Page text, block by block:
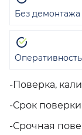
-Поверка,
-Срок
-Срочная
Без